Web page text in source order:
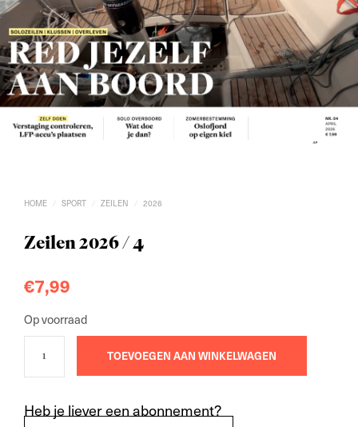
HOME / SPORT / ZEILEN / 2026
Zeilen 2026 / 4
€7,99
Op voorraad
TOEVOEGEN AAN WINKELWAGEN
Heb je liever een abonnement?